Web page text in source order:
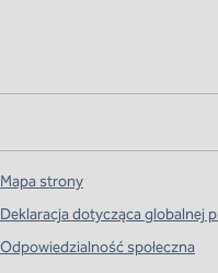
Mapa strony
Deklaracja dotycząca globalnej
Odpowiedzialność społeczna